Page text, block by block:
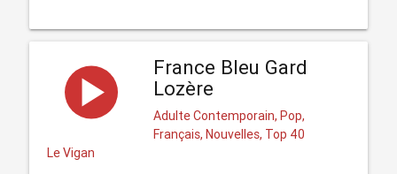
France Bleu Gard
Lozère
Adulte Contemporain, Pop,
Français, Nouvelles, Top 40
Le Vigan